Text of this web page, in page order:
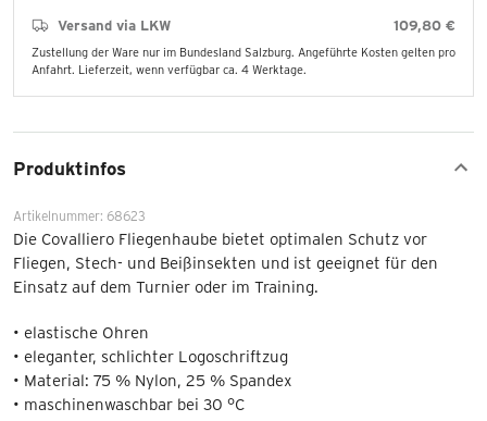
Versand via LKW 109,80 €
Zustellung der Ware nur im Bundesland Salzburg. Angeführte Kosten gelten pro
Anfahrt. Lieferzeit, wenn verfügbar ca. 4 Werktage.
Produktinfos
Artikelnummer: 68623
Die Covalliero Fliegenhaube bietet optimalen Schutz vor
Fliegen, Stech- und Beißinsekten und ist geeignet für den
Einsatz auf dem Turnier oder im Training.
• elastische Ohren
• eleganter, schlichter Logoschriftzug
• Material: 75 % Nylon, 25 % Spandex
• maschinenwaschbar bei 30 °C